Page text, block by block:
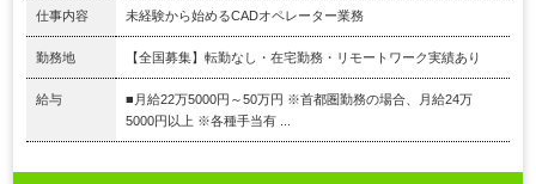
仕事内容 未経験から始めるCADオペレーター業務
勤務地 【全国募集】転勤なし・在宅勤務・リモートワーク実績あり
給与
■月給22万5000円～50万円 ※首都圏勤務の場合、月給24万
5000円以上 ※各種手当有 ...